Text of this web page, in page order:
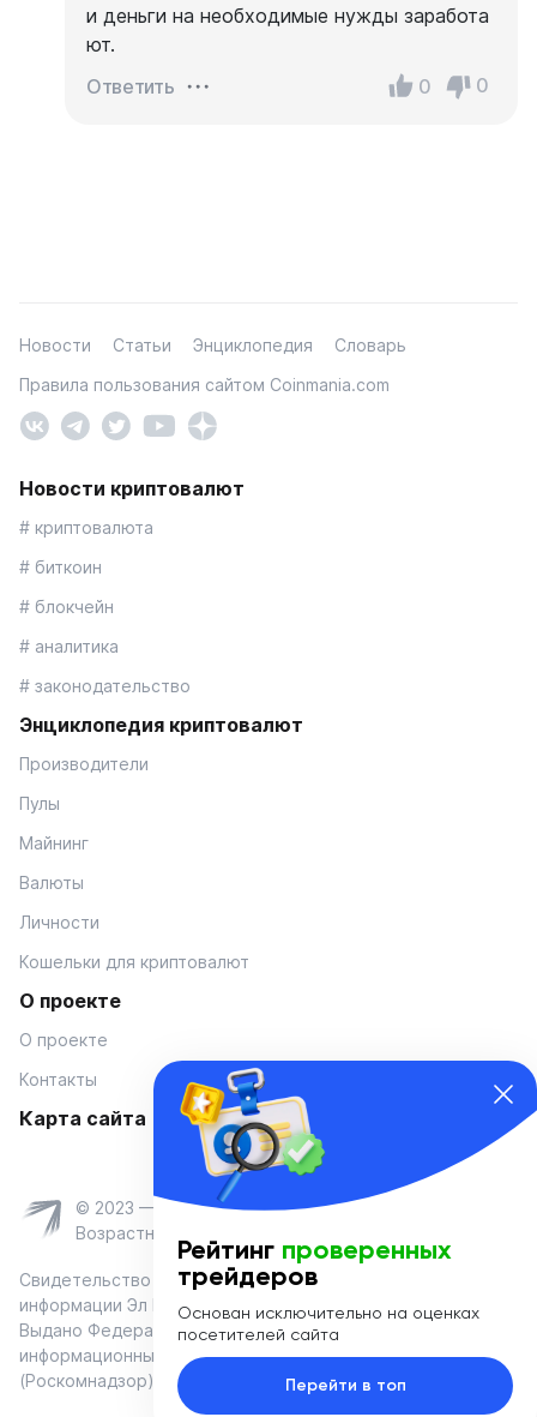
и деньги на необходимые нужды заработа
ют.
Ответить
0 0
Новости Статьи Энциклопедия
Словарь
Правила пользования сайтом Coinmania.com
Новости криптовалют
# криптовалюта
# биткоин
# блокчейн
# аналитика
# законодательство
Энциклопедия криптовалют
Производители
Пулы
Майнинг
Валюты
Личности
Кошельки для криптовалют
О проекте
О проекте
Контакты
Карта сайта
© 2023 — Coinmania
Возрастное ограничение 16+
Свидетельство о регистрации средства массовой
информации Эл № ФС 77-74908 от «25» января 2019 г.
Выдано Федеральной службой по надзору в сфере связи,
информационных технологий и массовых коммуникаций
(Роскомнадзор)
Рейтинг проверенных
трейдеров
Основан исключительно на оценках
посетителей сайта
Перейти в топ